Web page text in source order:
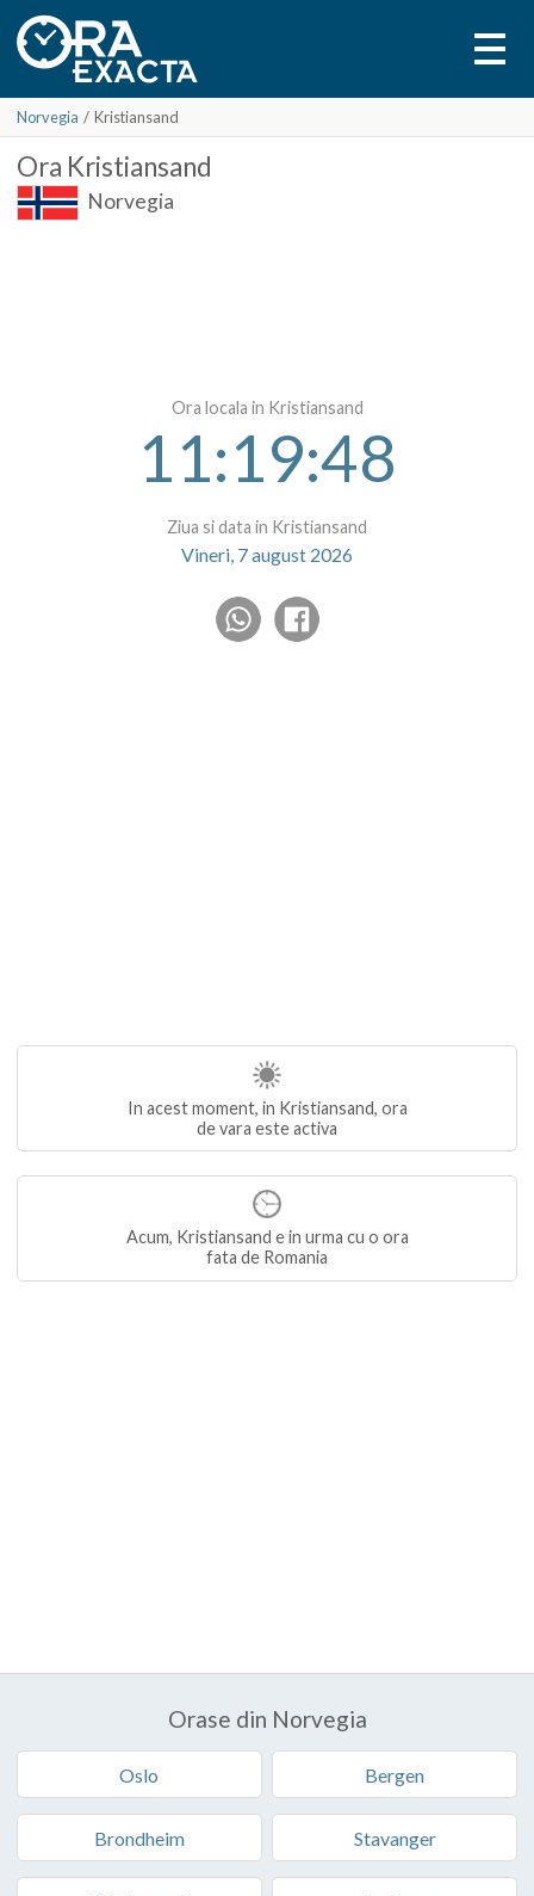
Norvegia / Kristiansand
Ora Kristiansand
Norvegia
Ora locala in Kristiansand
11:19:48
Ziua si data in Kristiansand
Vineri, 7 august 2026
In acest moment, in Kristiansand, ora
de vara este activa
Acum, Kristiansand e in urma cu o ora
fata de Romania
Orase din Norvegia
Oslo Bergen
Brondheim Stavanger